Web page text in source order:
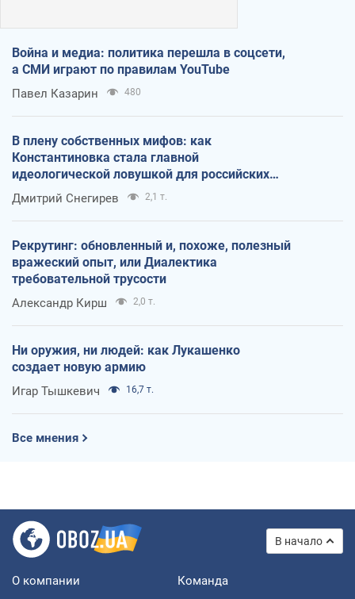
Война и медиа: политика перешла в соцсети,
а СМИ играют по правилам YouTube
Павел Казарин 480
В плену собственных мифов: как
Константиновка стала главной
идеологической ловушкой для российских
оккупантов
Дмитрий Снегирев 2,1 т.
Рекрутинг: обновленный и, похоже, полезный
вражеский опыт, или Диалектика
требовательной трусости
Александр Кирш 2,0 т.
Ни оружия, ни людей: как Лукашенко
создает новую армию
Игар Тышкевич 16,7 т.
Все мнения
В начало
О компании Команда